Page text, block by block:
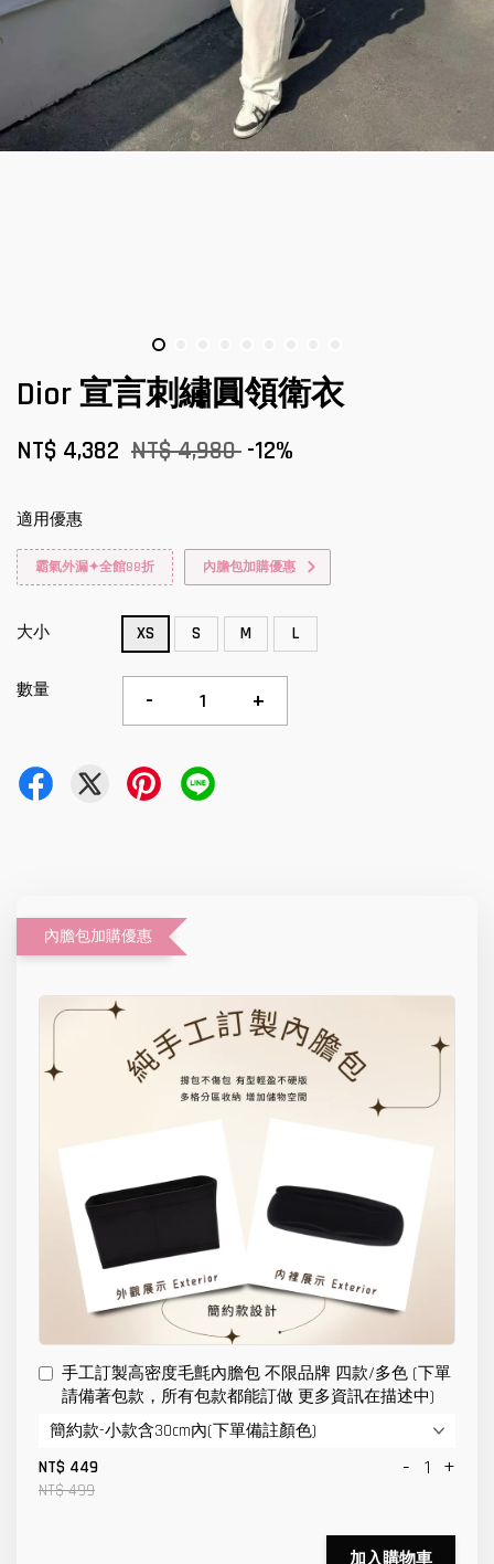
Dior 宣言刺繡圓領衛衣
NT$ 4,382 NT$ 4,980 -12%
適用優惠
霸氣外漏✦全館88折 內膽包加購優惠
大小 XS S M L
數量 - +
內膽包加購優惠
手工訂製高密度毛氈內膽包 不限品牌 四款/多色 (下單
請備著包款，所有包款都能訂做 更多資訊在描述中)
NT$ 449
NT$ 499
- +
加入購物車